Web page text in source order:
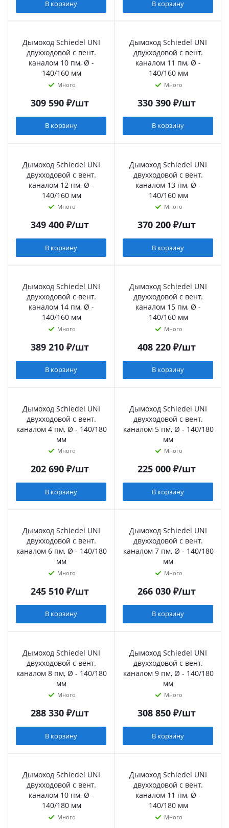
В корзину В корзину
Дымоход Schiedel UNI
двухходовой с вент.
каналом 10 пм, Ø -
140/160 мм
Много
309 590₽/шт
В корзину
Дымоход Schiedel UNI
двухходовой с вент.
каналом 11 пм, Ø -
140/160 мм
Много
330 390₽/шт
В корзину
Дымоход Schiedel UNI
двухходовой с вент.
каналом 12 пм, Ø -
140/160 мм
Много
349 400₽/шт
В корзину
Дымоход Schiedel UNI
двухходовой с вент.
каналом 13 пм, Ø -
140/160 мм
Много
370 200₽/шт
В корзину
Дымоход Schiedel UNI
двухходовой с вент.
каналом 14 пм, Ø -
140/160 мм
Много
389 210₽/шт
В корзину
Дымоход Schiedel UNI
двухходовой с вент.
каналом 15 пм, Ø -
140/160 мм
Много
408 220₽/шт
В корзину
Дымоход Schiedel UNI
двухходовой с вент.
каналом 4 пм, Ø - 140/180
мм
Много
202 690₽/шт
В корзину
Дымоход Schiedel UNI
двухходовой с вент.
каналом 5 пм, Ø - 140/180
мм
Много
225 000₽/шт
В корзину
Дымоход Schiedel UNI
двухходовой с вент.
каналом 6 пм, Ø - 140/180
мм
Много
245 510₽/шт
В корзину
Дымоход Schiedel UNI
двухходовой с вент.
каналом 7 пм, Ø - 140/180
мм
Много
266 030₽/шт
В корзину
Дымоход Schiedel UNI
двухходовой с вент.
каналом 8 пм, Ø - 140/180
мм
Много
288 330₽/шт
В корзину
Дымоход Schiedel UNI
двухходовой с вент.
каналом 9 пм, Ø - 140/180
мм
Много
308 850₽/шт
В корзину
Дымоход Schiedel UNI
двухходовой с вент.
каналом 10 пм, Ø -
140/180 мм
Много
Дымоход Schiedel UNI
двухходовой с вент.
каналом 11 пм, Ø -
140/180 мм
Много